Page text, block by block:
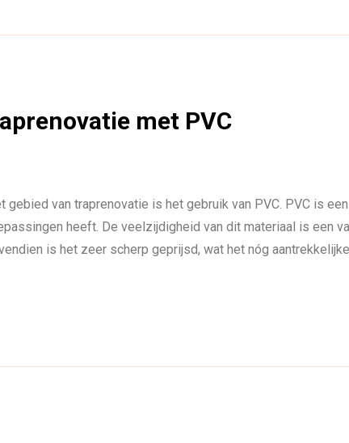
met PVC
gebied van traprenovatie is het gebruik van PVC. PVC is
heeft. De veelzijdigheid van dit materiaal is een
is het zeer scherp geprijsd, wat het nóg